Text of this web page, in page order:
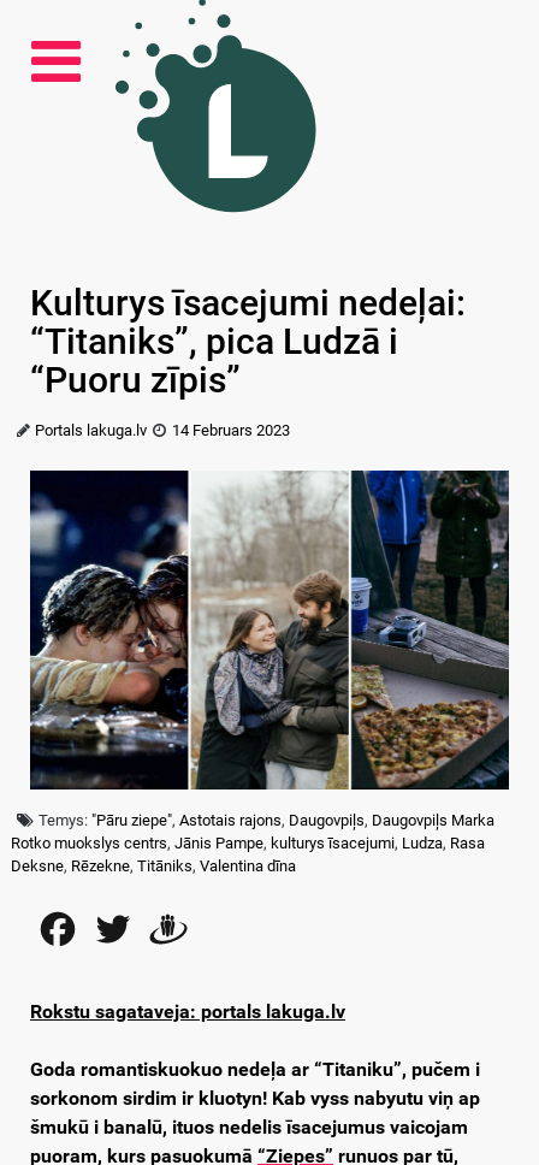
Kulturys īsacejumi nedeļai:
“Titaniks”, pica Ludzā i
“Puoru zīpis”
Portals lakuga.lv 14 Februars 2023
Temys:"Pāru ziepe",Astotais rajons, Daugovpiļs, Daugovpiļs Marka
Rotko muokslys centrs, Jānis Pampe, kulturys īsacejumi, Ludza, Rasa
Deksne, Rēzekne, Titāniks, Valentina dīna
FacebookTwitter
Rokstu sagataveja: portals lakuga.lv
Goda romantiskuokuo nedeļa ar “Titaniku”, pučem i
sorkonom sirdim ir kluotyn! Kab vyss nabyutu viņ ap
šmukū i banalū, ituos nedelis īsacejumus vaicojam
puoram, kurs pasuokumā “Ziepes” runuos par tū,